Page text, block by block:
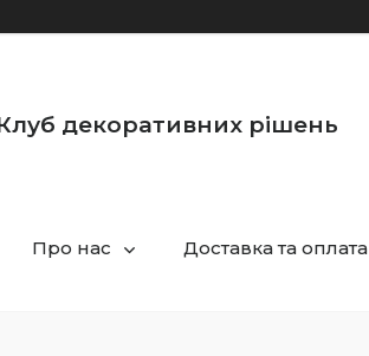
декоративних рішень
Про нас Доставка та оплата